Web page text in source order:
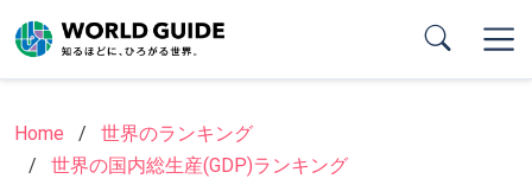
to
main
Home
世界のランキング
世界の国内総生産(GDP)ランキング